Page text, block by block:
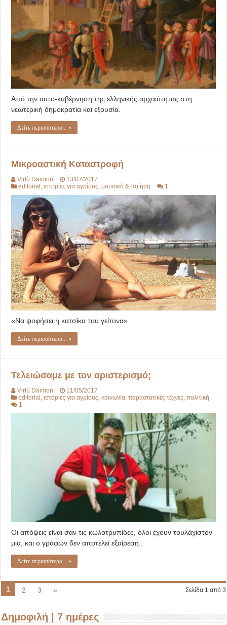
Εξουσία
Από την αυτο-κυβέρνηση της ελληνικής αρχαιότητας στη
νεωτερική δημοκρατία και εξουσία.
Δείτε περισσότερα... »
Μικροαστική Καταστροφή
Virtù Daimon
13/07/2017
editorial,ιστορίες για αγρίους,μουσική & ποίηση 1
«Να ψοφήσει η κατσίκα του γείτονα»
Δείτε περισσότερα... »
Τελειώσαμε με τον αριστερισμό;
Virtù Daimon
11/05/2017
editorial ,ιστορίες για αγρίους,κοινωνία,παραστατικές τέχνες,πολιτική
1
Οι απόψεις είναι σαν τις κωλοτρυπίδες, όλοι έχουν τουλάχιστον
μια, και ο γράφων δεν αποτελεί εξαίρεση..
Δείτε περισσότερα... »
Σελίδα 1 από 3
1 2 3 »
Δημοφιλή | 7 ημέρες